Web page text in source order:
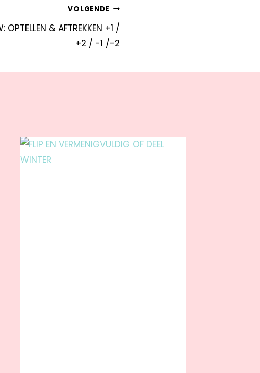
VOLGENDE
OPTELLEN & AFTREKKEN +1 /
+2 / -1 /-2